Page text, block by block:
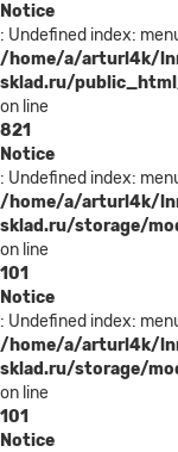
Notice
: Undefined index:
/home/a/arturl4k/
sklad.ru/
on line
821
Notice
: Undefined index:
/home/a/arturl4k/
sklad.ru/storage/
on line
101
Notice
: Undefined index:
/home/a/arturl4k/
sklad.ru/storage/
on line
101
Notice